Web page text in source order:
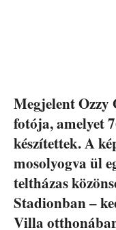
Megjelent Ozzy
fotója, amelyet
készítettek. A
mosolyogva ül
teltházas
Stadionban –
Villa